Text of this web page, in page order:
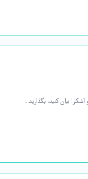
بیان کنید، بگذارید…